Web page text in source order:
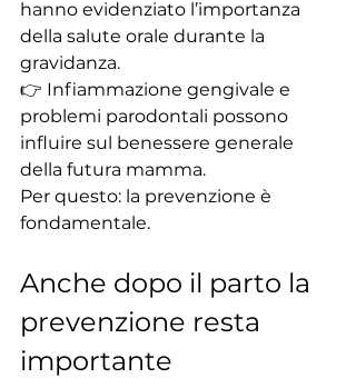
hanno evidenziato l’importanza
della salute orale durante la
gravidanza.
👉 Infiammazione gengivale e
problemi parodontali possono
influire sul benessere generale
della futura mamma.
Per questo: la prevenzione è
fondamentale.
Anche dopo il parto la
prevenzione resta
importante